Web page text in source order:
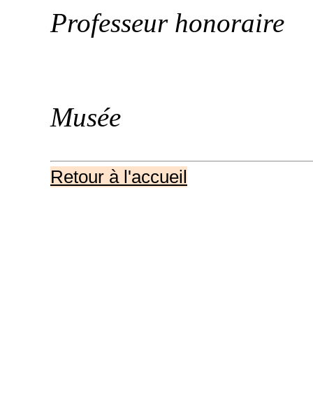
Professeur honoraire
Musée
Retour à l'accueil